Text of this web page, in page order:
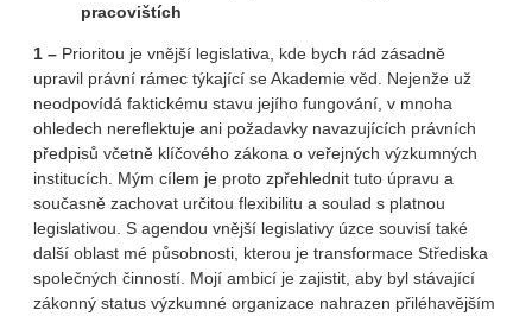
pracovištích
1 – Prioritou je vnější legislativa, kde bych rád zásadně
upravil právní rámec týkající se Akademie věd. Nejenže už
neodpovídá faktickému stavu jejího fungování, v mnoha
ohledech nereflektuje ani požadavky navazujících právních
předpisů včetně klíčového zákona o veřejných výzkumných
institucích. Mým cílem je proto zpřehlednit tuto úpravu a
současně zachovat určitou flexibilitu a soulad s platnou
legislativou. S agendou vnější legislativy úzce souvisí také
další oblast mé působnosti, kterou je transformace Střediska
společných činností. Mojí ambicí je zajistit, aby byl stávající
zákonný status výzkumné organizace nahrazen přiléhavějším